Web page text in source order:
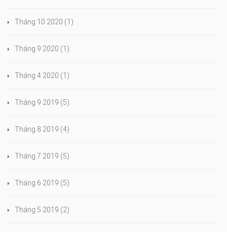
Tháng 10 2020 (1)
Tháng 9 2020 (1)
Tháng 4 2020 (1)
Tháng 9 2019 (5)
Tháng 8 2019 (4)
Tháng 7 2019 (5)
Tháng 6 2019 (5)
Tháng 5 2019 (2)